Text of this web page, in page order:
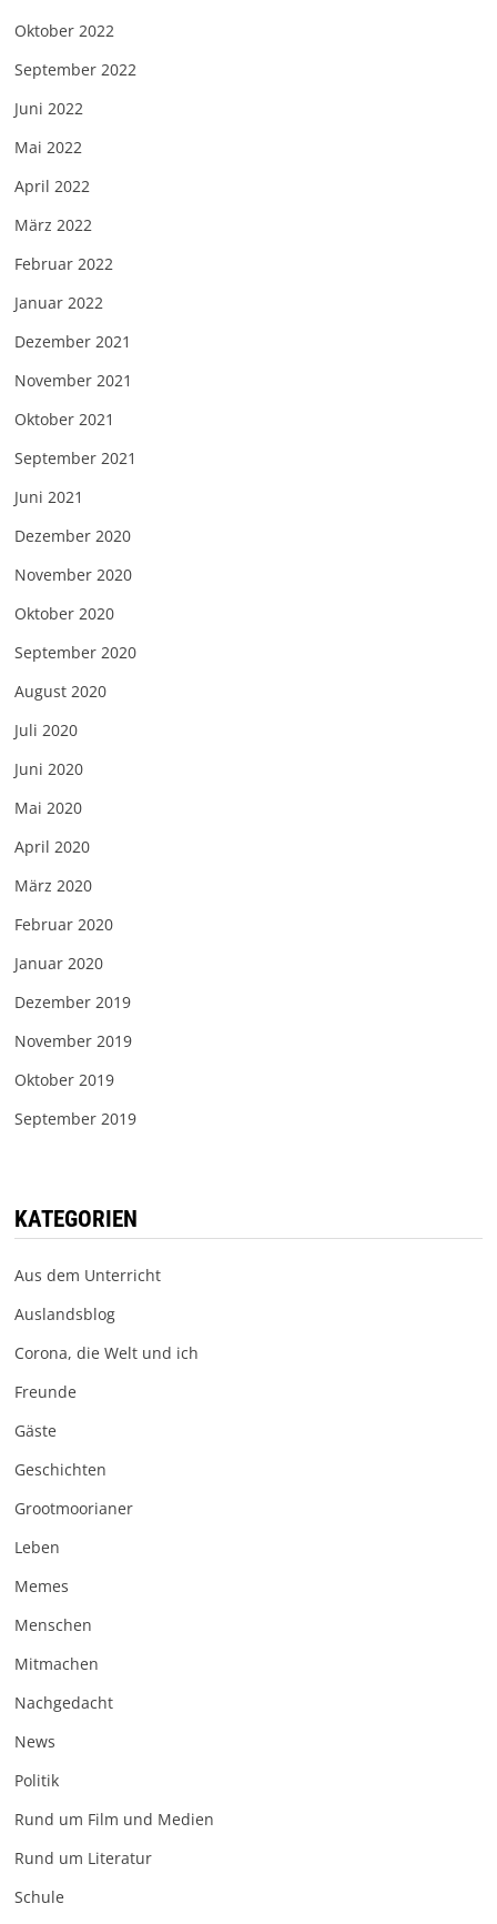
Oktober 2022
September 2022
Juni 2022
Mai 2022
April 2022
März 2022
Februar 2022
Januar 2022
Dezember 2021
November 2021
Oktober 2021
September 2021
Juni 2021
Dezember 2020
November 2020
Oktober 2020
September 2020
August 2020
Juli 2020
Juni 2020
Mai 2020
April 2020
März 2020
Februar 2020
Januar 2020
Dezember 2019
November 2019
Oktober 2019
September 2019
KATEGORIEN
Aus dem Unterricht
Auslandsblog
Corona, die Welt und ich
Freunde
Gäste
Geschichten
Grootmoorianer
Leben
Memes
Menschen
Mitmachen
Nachgedacht
News
Politik
Rund um Film und Medien
Rund um Literatur
Schule